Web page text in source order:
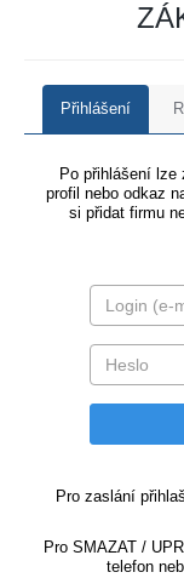
Přihlášení
Po přihlášení lze
profil nebo odkaz
si přidat firmu
Pro zaslání
Pro SMAZAT /
telefon